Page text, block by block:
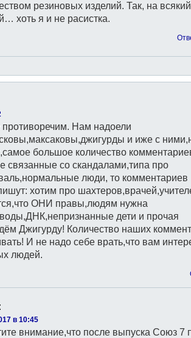
резиновых изделий. Так, на всякий
xоть я и не расистка.
Нам надоели
и иже с
большое количество
связанные со скандалами,типа про
люди, то комментариев
хотим про
ОНИ правы,людям нужна
дети и прочая
Джигурду! Количество наших
И не надо себе врать,что вам
людей.
:
в 10:45
внимание,что после выпуска Союз 7